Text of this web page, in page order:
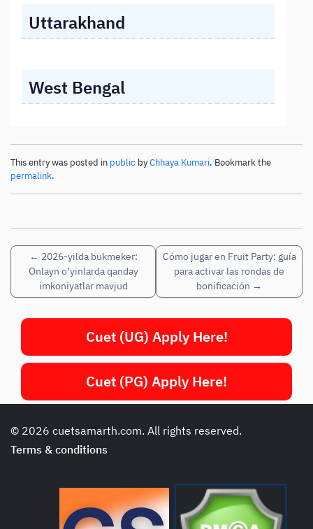
Uttarakhand
West Bengal
This entry was posted in public byChhaya Kumari. Bookmark the
permalink.
← 2026-yilda bukmeker:
Onlayn o’yinlarda qanday
imkoniyatlar mavjud
Cómo jugar en Fruit Party: guía
para activar las rondas de
bonificación →
Cuet (UG) Apply Here!
Cuet (PG) Apply Here!
© 2026 cuetsamarth.com. All rights reserved.
Terms & conditions